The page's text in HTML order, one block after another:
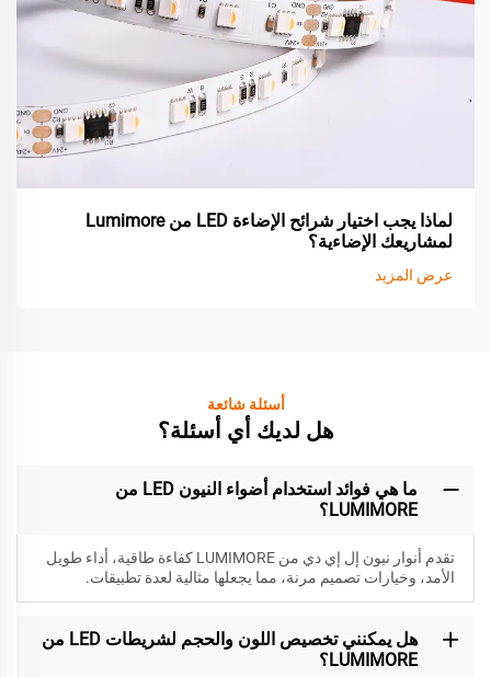
لماذا يجب اختيار شرائح الإضاءة LED من Lumimore
لمشاريعك الإضاءية؟
عرض المزيد
أسئلة شائعة
هل لديك أي أسئلة؟
ما هي فوائد استخدام أضواء النيون LED من
LUMIMORE؟
تقدم أنوار نيون إل إي دي من LUMIMORE كفاءة طاقية، أداء طويل
الأمد، وخيارات تصميم مرنة، مما يجعلها مثالية لعدة تطبيقات.
هل يمكنني تخصيص اللون والحجم لشريطات LED من
LUMIMORE؟